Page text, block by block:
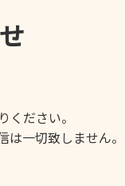
ださい。
一切致しません。